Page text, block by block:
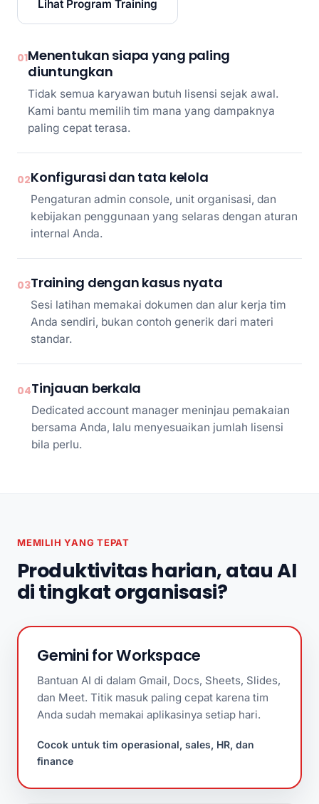
Lihat Program Training
01Menentukan siapa yang paling
diuntungkan
Tidak semua karyawan butuh lisensi sejak awal.
Kami bantu memilih tim mana yang dampaknya
paling cepat terasa.
02Konfigurasi dan tata kelola
Pengaturan admin console, unit organisasi, dan
kebijakan penggunaan yang selaras dengan aturan
internal Anda.
03Training dengan kasus nyata
Sesi latihan memakai dokumen dan alur kerja tim
Anda sendiri, bukan contoh generik dari materi
standar.
04Tinjauan berkala
Dedicated account manager meninjau pemakaian
bersama Anda, lalu menyesuaikan jumlah lisensi
bila perlu.
MEMILIH YANG TEPAT
Produktivitas harian, atau AI
di tingkat organisasi?
Gemini for Workspace
Bantuan AI di dalam Gmail, Docs, Sheets, Slides,
dan Meet. Titik masuk paling cepat karena tim
Anda sudah memakai aplikasinya setiap hari.
Cocok untuk tim operasional, sales, HR, dan
finance